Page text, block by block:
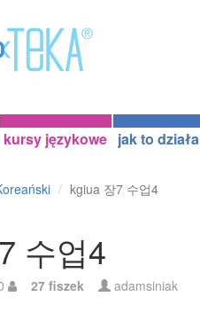
kursy językowe jak to działa
kgiua 장7 수업4
수업4
27 fiszek adamsiniak